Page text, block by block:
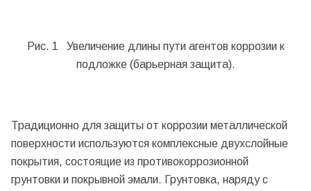
Рис. 1 Увеличение длины пути агентов коррозии к
подложке (барьерная защита).
Традиционно для защиты от коррозии металлической
поверхности используются комплексные двухслойные
покрытия, состоящие из противокоррозионной
грунтовки и покрывной эмали. Грунтовка, наряду с